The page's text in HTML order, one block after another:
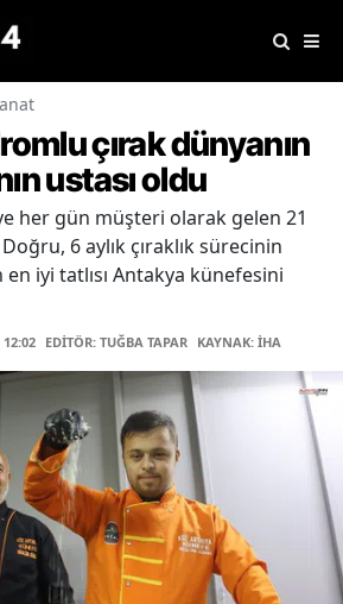
çırak dünyanın
ustası oldu
her gün müşteri olarak gelen 21
6 aylık çıraklık sürecinin
en iyi tatlısı Antakya künefesini
EDİTÖR: TUĞBA TAPAR KAYNAK: İHA